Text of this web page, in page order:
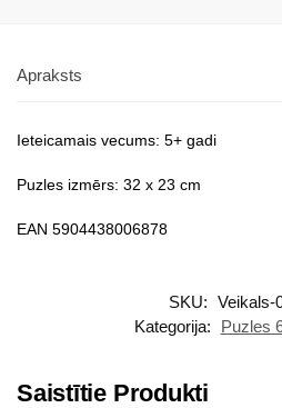
Apraksts
Ieteicamais vecums: 5+ gadi
Puzles izmērs: 32 x 23 cm
EAN 5904438006878
SKU: Veikals-
Kategorija:
Puzles
Saistītie Produkti